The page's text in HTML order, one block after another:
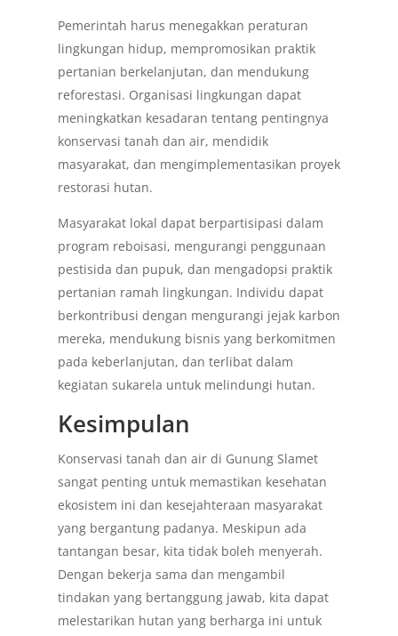
Pemerintah harus menegakkan peraturan
lingkungan hidup, mempromosikan praktik
pertanian berkelanjutan, dan mendukung
reforestasi. Organisasi lingkungan dapat
meningkatkan kesadaran tentang pentingnya
konservasi tanah dan air, mendidik
masyarakat, dan mengimplementasikan proyek
restorasi hutan.
Masyarakat lokal dapat berpartisipasi dalam
program reboisasi, mengurangi penggunaan
pestisida dan pupuk, dan mengadopsi praktik
pertanian ramah lingkungan. Individu dapat
berkontribusi dengan mengurangi jejak karbon
mereka, mendukung bisnis yang berkomitmen
pada keberlanjutan, dan terlibat dalam
kegiatan sukarela untuk melindungi hutan.
Kesimpulan
Konservasi tanah dan air di Gunung Slamet
sangat penting untuk memastikan kesehatan
ekosistem ini dan kesejahteraan masyarakat
yang bergantung padanya. Meskipun ada
tantangan besar, kita tidak boleh menyerah.
Dengan bekerja sama dan mengambil
tindakan yang bertanggung jawab, kita dapat
melestarikan hutan yang berharga ini untuk